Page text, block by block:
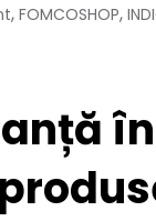
, FOMCOSHOP,